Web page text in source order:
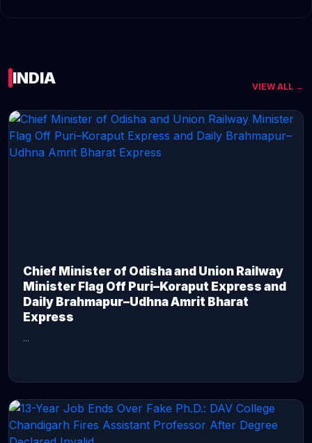
INDIA VIEW ALL →
Chief Minister of Odisha and Union Railway
Minister Flag Off Puri–Koraput Express and
Daily Brahmapur–Udhna Amrit Bharat
Express
...